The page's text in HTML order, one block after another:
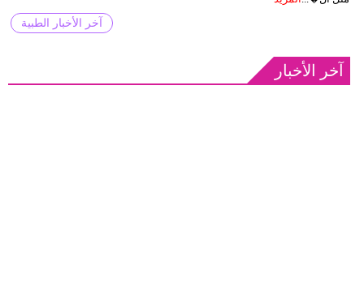
آخر الأخبار الطبية
آخر الأخبار